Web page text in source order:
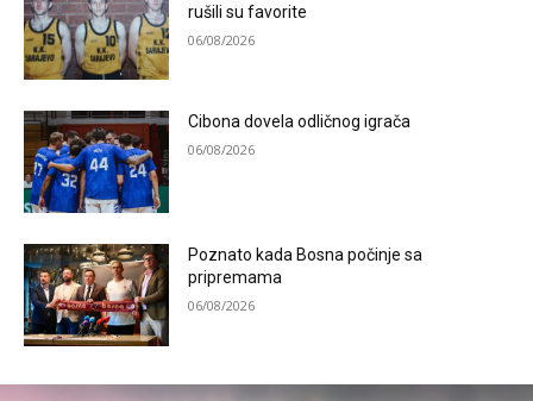
rušili su favorite
06/08/2026
Cibona dovela odličnog igrača
06/08/2026
Poznato kada Bosna počinje sa
pripremama
06/08/2026